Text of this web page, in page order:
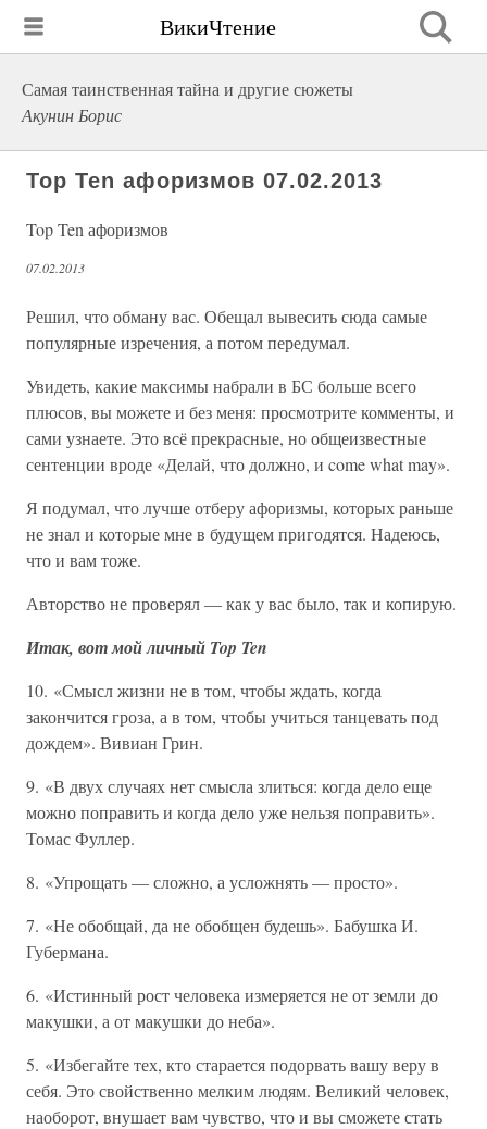
ВикиЧтение
Самая таинственная тайна и другие сюжеты
Акунин Борис
Top Ten афоризмов 07.02.2013
Top Ten афоризмов
07.02.2013
Решил, что обману вас. Обещал вывесить сюда самые
популярные изречения, а потом передумал.
Увидеть, какие максимы набрали в БС больше всего
плюсов, вы можете и без меня: просмотрите комменты, и
сами узнаете. Это всё прекрасные, но общеизвестные
сентенции вроде «Делай, что должно, и come what may».
Я подумал, что лучше отберу афоризмы, которых раньше
не знал и которые мне в будущем пригодятся. Надеюсь,
что и вам тоже.
Авторство не проверял — как у вас было, так и копирую.
Итак, вот мой личный Top Ten
10. «Смысл жизни не в том, чтобы ждать, когда
закончится гроза, а в том, чтобы учиться танцевать под
дождем». Вивиан Грин.
9. «В двух случаях нет смысла злиться: когда дело еще
можно поправить и когда дело уже нельзя поправить».
Томас Фуллер.
8. «Упрощать — сложно, а усложнять — просто».
7. «Не обобщай, да не обобщен будешь». Бабушка И.
Губермана.
6. «Истинный рост человека измеряется не от земли до
макушки, а от макушки до неба».
5. «Избегайте тех, кто старается подорвать вашу веру в
себя. Это свойственно мелким людям. Великий человек,
наоборот, внушает вам чувство, что и вы сможете стать